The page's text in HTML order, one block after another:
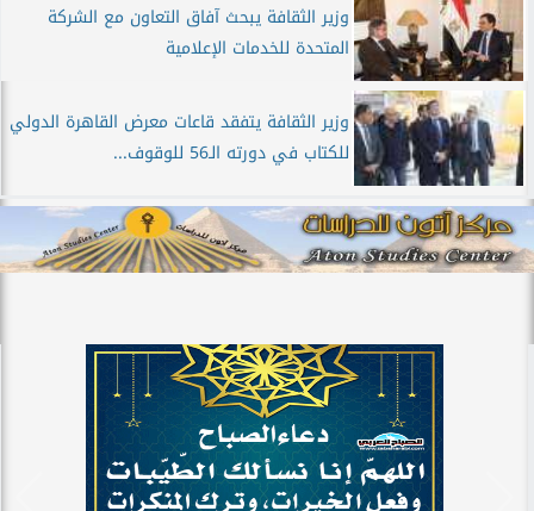
وزير الثقافة يبحث آفاق التعاون مع الشركة
المتحدة للخدمات الإعلامية
وزير الثقافة يتفقد قاعات معرض القاهرة الدولي
للكتاب في دورته الـ56 للوقوف...